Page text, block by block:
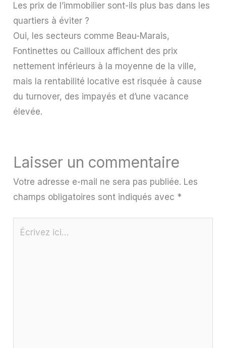
Les prix de l’immobilier sont-ils plus bas dans les
quartiers à éviter ?
Oui, les secteurs comme Beau-Marais,
Fontinettes ou Cailloux affichent des prix
nettement inférieurs à la moyenne de la ville,
mais la rentabilité locative est risquée à cause
du turnover, des impayés et d’une vacance
élevée.
Laisser un commentaire
Votre adresse e-mail ne sera pas publiée. Les
champs obligatoires sont indiqués avec *
Écrivez